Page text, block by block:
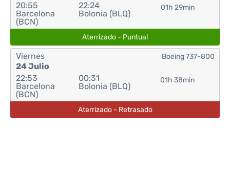
20:55
Barcelona
(BCN)
22:24
Bolonia (BLQ)
01h 29min
Aterrizado - Puntual
Viernes
24 Julio
22:53
Barcelona
(BCN)
00:31
Bolonia (BLQ)
01h 38min
Boeing 737-800
Aterrizado - Retrasado